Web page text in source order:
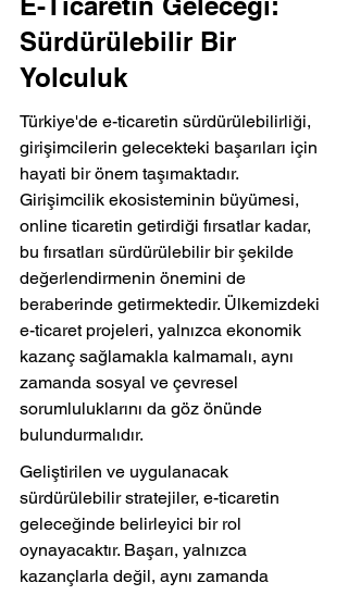
Sürdürülebilir Bir
Yolculuk
Türkiye'de e-ticaretin sürdürülebilirliği,
girişimcilerin gelecekteki başarıları için
hayati bir önem taşımaktadır.
Girişimcilik ekosisteminin büyümesi,
online ticaretin getirdiği fırsatlar kadar,
bu fırsatları sürdürülebilir bir şekilde
değerlendirmenin önemini de
beraberinde getirmektedir. Ülkemizdeki
e-ticaret projeleri, yalnızca ekonomik
kazanç sağlamakla kalmamalı, aynı
zamanda sosyal ve çevresel
sorumluluklarını da göz önünde
bulundurmalıdır.
Geliştirilen ve uygulanacak
sürdürülebilir stratejiler, e-ticaretin
geleceğinde belirleyici bir rol
oynayacaktır. Başarı, yalnızca
kazançlarla değil, aynı zamanda